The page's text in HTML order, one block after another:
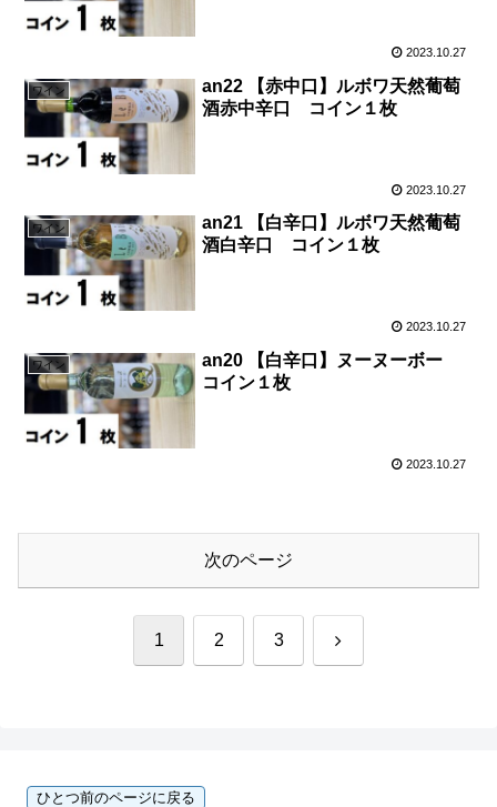
2023.10.27
ワイン
an22 【赤中口】ルボワ天然葡萄
酒赤中辛口 コイン１枚
2023.10.27
ワイン
an21 【白辛口】ルボワ天然葡萄
酒白辛口 コイン１枚
2023.10.27
ワイン
an20 【白辛口】ヌーヌーボー
コイン１枚
2023.10.27
次のページ
1 2 3 次